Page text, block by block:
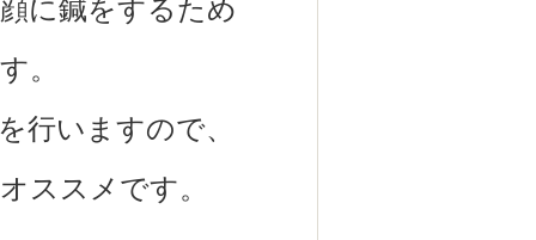
に鍼をするため
。
いますので、
ススメです。